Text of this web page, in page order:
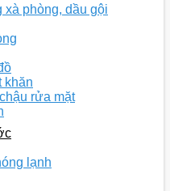
xà phòng, dầu gội
khăn
rửa mặt
lạnh